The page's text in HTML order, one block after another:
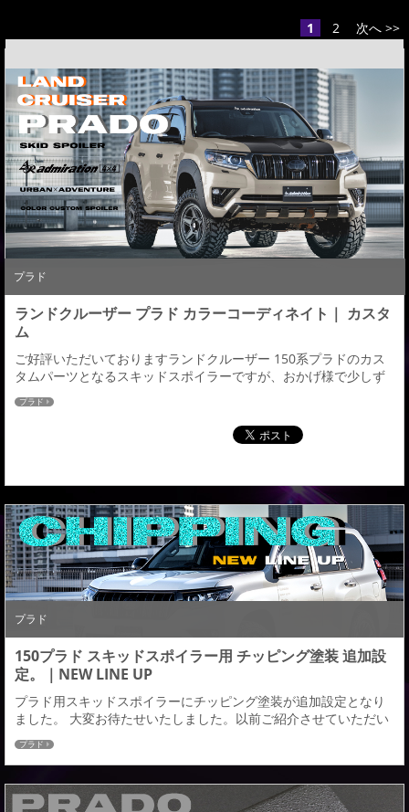
1 2 次へ >>
プラド
ランドクルーザー プラド カラーコーディネイト｜ カスタ
ム
ご好評いただいておりますランドクルーザー 150系プラドのカス
タムパーツとなるスキッドスポイラーですが、おかげ様で少しず
つ多様なボディーカラーのお問合せが増えてきました。 今日は基
本となるホワイト＆ブラックのボディー色以外ではお問合せが多
いい【グレーメタリック】と【アバンギャルドブロンズメタリッ
ク】のボディー色を合成させていただきましたのでイメージの参
プラド
プラド
150プラド スキッドスポイラー用 チッピング塗装 追加設
定。｜NEW LINE UP
プラド用スキッドスポイラーにチッピング塗装が追加設定となり
ました。 大変お待たせいたしました。以前ご紹介させていただい
たチッピング塗装のサンプル記事から確認用の塗装済み商品が完
成し、本日よりチッピング塗装が追加設定となりました。チッピ
ング塗装につきましては、［単色］と［塗り分け］の２種類展開
となります。 チッピング塗装のメリットは、その力強くワイルド
な存在感にあるでしょう。 他の車両と差別化を図り...
プラド